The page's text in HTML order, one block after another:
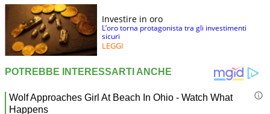
Investire in oro
L’oro torna protagonista tra gli investimenti
sicuri
LEGGI